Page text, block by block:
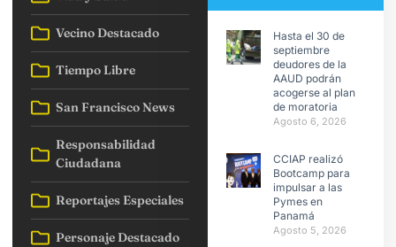
Vecino Destacado
Tiempo Libre
San Francisco News
Responsabilidad
Ciudadana
Reportajes Especiales
Personaje Destacado
Hasta el 30 de
septiembre
deudores de la
AAUD podrán
acogerse al plan
de moratoria
Agosto 6, 2026
CCIAP realizó
Bootcamp para
impulsar a las
Pymes en
Panamá
Agosto 5, 2026